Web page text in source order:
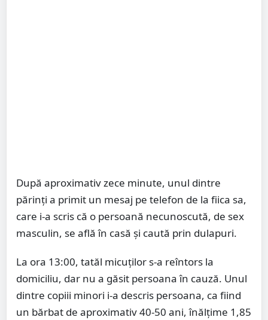
După aproximativ zece minute, unul dintre
părinți a primit un mesaj pe telefon de la fiica sa,
care i-a scris că o persoană necunoscută, de sex
masculin, se află în casă și caută prin dulapuri.
La ora 13:00, tatăl micuților s-a reîntors la
domiciliu, dar nu a găsit persoana în cauză. Unul
dintre copiii minori i-a descris persoana, ca fiind
un bărbat de aproximativ 40-50 ani, înălțime 1,85